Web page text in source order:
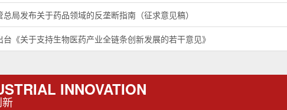
总局发布关于药品领域的反垄断指南（征求意见稿）
台《关于支持生物医药产业全链条创新发展的若干意见》
INNOVATION